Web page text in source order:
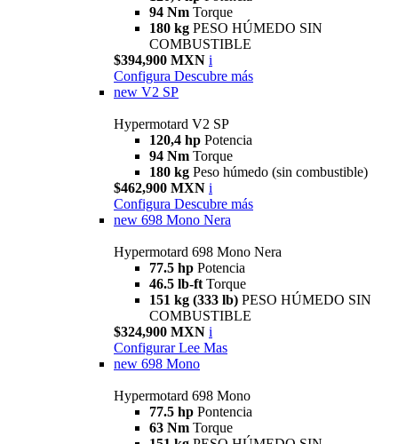
94 Nm Torque
180 kg PESO HÚMEDO SIN
COMBUSTIBLE
$394,900 MXN i
Configura Descubre más
new V2 SP
Hypermotard V2 SP
120,4 hp Potencia
94 Nm Torque
180 kg Peso húmedo (sin combustible)
$462,900 MXN i
Configura Descubre más
new 698 Mono Nera
Hypermotard 698 Mono Nera
77.5 hp Potencia
46.5 lb-ft Torque
151 kg (333 lb) PESO HÚMEDO SIN
COMBUSTIBLE
$324,900 MXN i
Configurar Lee Mas
new 698 Mono
Hypermotard 698 Mono
77.5 hp Pontencia
63 Nm Torque